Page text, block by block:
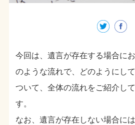
今回は、遺言が存在する場合に
のような流れで、どのようにし
ついて、全体の流れをご紹介し
す。
なお、遺言が存在しない場合に